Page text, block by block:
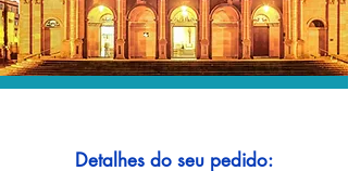
Detalhes do seu pedido: